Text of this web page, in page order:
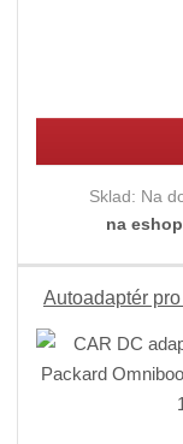
Sklad: Na
na
Autoadaptér